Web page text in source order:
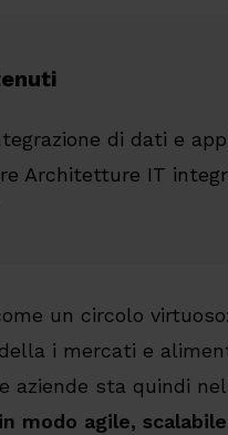
di dati e
Architetture IT
un circolo
i mercati e
aziende sta quindi
modo agile,